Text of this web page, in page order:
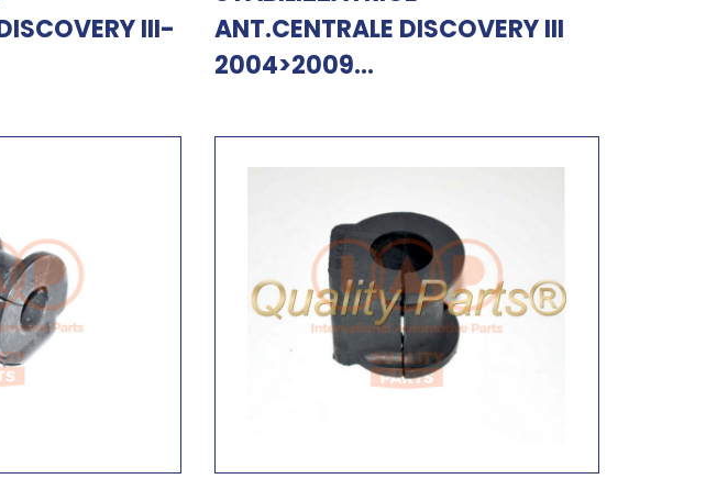
III-
ANT.CENTRALE DISCOVERY III
2004>2009...